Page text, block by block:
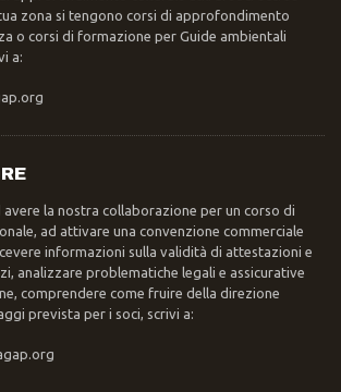
zona si tengono corsi di approfondimento
o corsi di formazione per Guide ambientali
a:
avere la nostra collaborazione per un corso di
ad attivare una convenzione commerciale
informazioni sulla validità di attestazioni e
analizzare problematiche legali e assicurative
comprendere come fruire della direzione
prevista per i soci, scrivi a: